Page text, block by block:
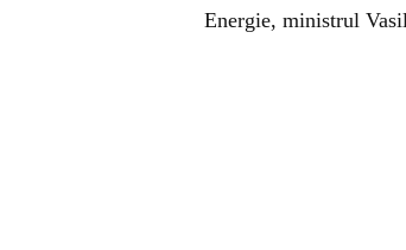
Energie, ministrul